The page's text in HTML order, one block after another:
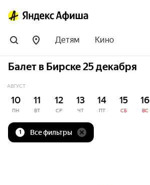
Детям Кино
Балет в Бирске 25 декабря
АВГУСТ
10
ПН
11
ВТ
12
СР
13
ЧТ
14
ПТ
15
СБ
16
ВС
1 Все фильтры